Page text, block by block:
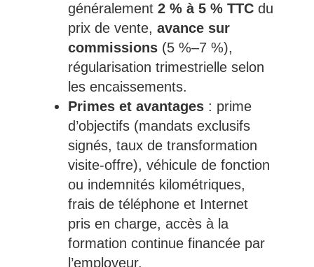
généralement 2 % à 5 % TTCdu
prix de vente, avance sur
commissions(5 %–7 %),
régularisation trimestrielle selon
les encaissements.
Primes et avantages: prime
d’objectifs (mandats exclusifs
signés, taux de transformation
visite-offre), véhicule de fonction
ou indemnités kilométriques,
frais de téléphone et Internet
pris en charge, accès à la
formation continue financée par
l’employeur.